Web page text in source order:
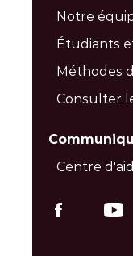
Notre
Étudiants
Méthodes
Consulter
Centre